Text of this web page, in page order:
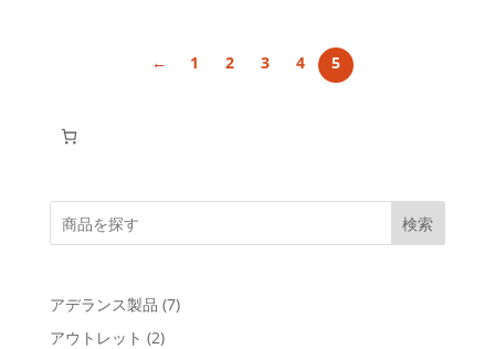
← 1 2 3 4 5
検索
アデランス製品 77
アウトレット 22